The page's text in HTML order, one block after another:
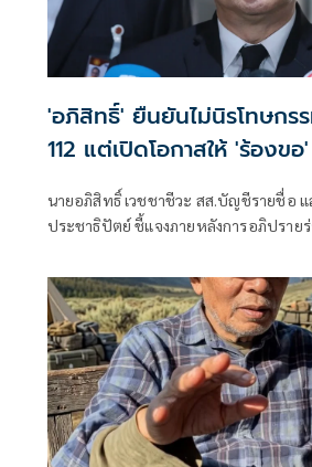
'อภิสิทธิ์' ยืนยันไม่นิรโทษกร
112 แต่เปิดโอกาสให้ 'ร้องข
สร้างสัมพันธ์อันดีกับสถาบัน
นายอภิสิทธิ์ เวชชาชีวะ สส.บัญชีรายชื่อ
ประชาธิปัตย์ ชี้แจงภายหลังการอภิปรา
ลแห่ทัวร์ลงบนโลกออนไลน์ ว่า ตนเองส
กรรมเยาวชน ในคดีอาญามาตรา 112 ว่า จ
สงสัย ตนเองก็อยากให้ไปฟังคำอภิปราย